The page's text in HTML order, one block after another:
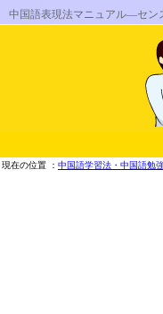
中国語表現法マニュアル―セ
現在の位置 ： 中国語学習法・中国語勉